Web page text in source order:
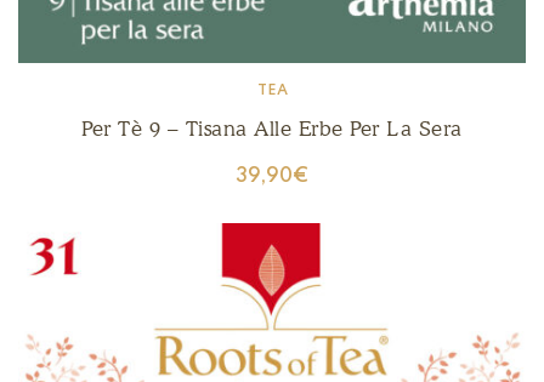
TEA
Per Tè 9 – Tisana Alle Erbe Per La Sera
39,90€